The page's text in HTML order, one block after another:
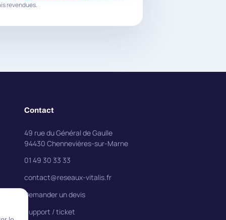
revendues.
Contact
49 rue du Général de Gaulle
94430 Chennevières-sur-Marne
01 49 30 33 33
contact@reseaux-vitalis.fr
Demander un devis
Support / ticket